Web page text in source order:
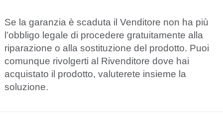
Se la garanzia è scaduta il Venditore non ha più
l’obbligo legale di procedere gratuitamente alla
riparazione o alla sostituzione del prodotto. Puoi
comunque rivolgerti al Rivenditore dove hai
acquistato il prodotto, valuterete insieme la
soluzione.